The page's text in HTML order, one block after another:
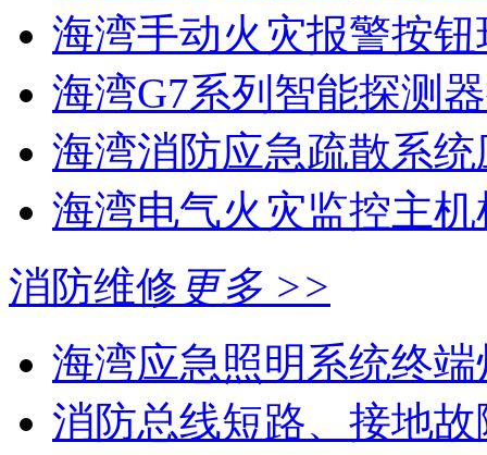
海湾手动火灾报警按钮
海湾G7系列智能探测
海湾消防应急疏散系统
海湾电气火灾监控主
消防维修 更多 >>
海湾应急照明系统终端
消防总线短路、接地故